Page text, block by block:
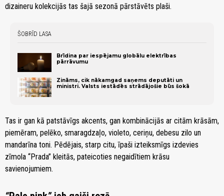
dizaineru kolekcijās tas šajā sezonā pārstāvēts plaši.
ŠOBRĪD LASA
Brīdina par iespējamu globālu elektrības
pārrāvumu
Zināms, cik nākamgad saņems deputāti un
ministri. Valsts iestādēs strādājošie būs šokā
Tas ir gan kā patstāvīgs akcents, gan kombinācijās ar citām krāsām,
piemēram, pelēko, smaragdzaļo, violeto, ceriņu, debesu zilo un
mandarīna toni. Pēdējais, starp citu, īpaši izteiksmīgs izdevies
zīmola “Prada” kleitās, pateicoties negaidītiem krāsu
savienojumiem.